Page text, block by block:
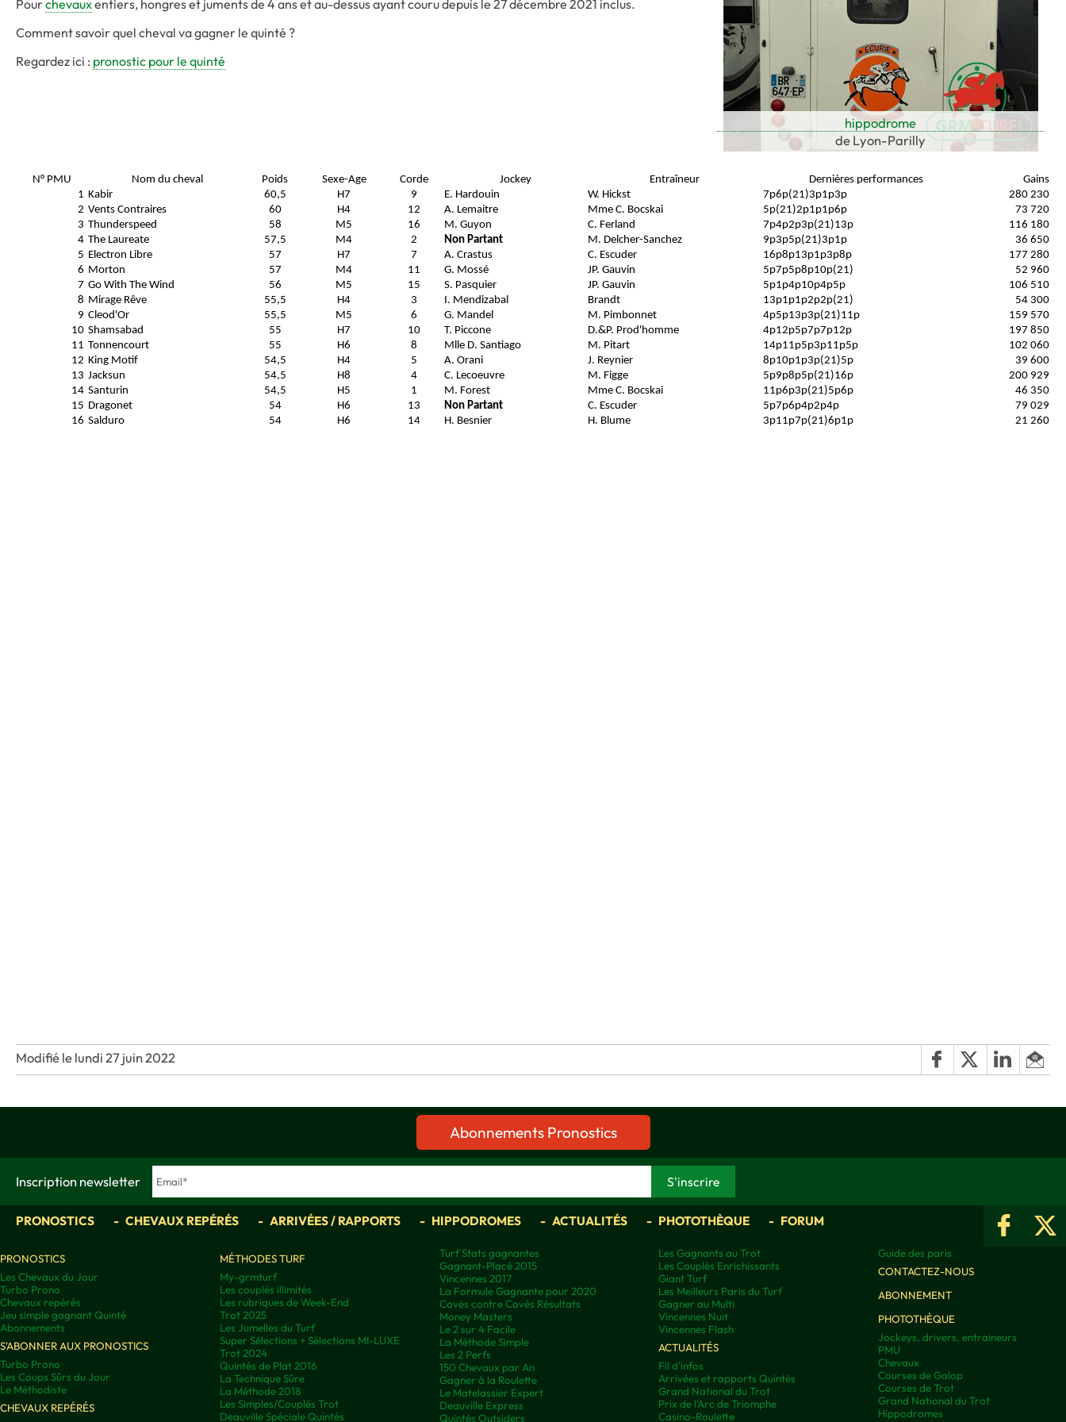
hippodrome
de Lyon-Parilly
Pourchevauxentiers, hongres et juments de 4 ans et au-dessus ayant couru depuis le 27 décembre 2021 inclus.
Comment savoir quel cheval va gagner le quinté ?
Regardez ici : pronostic pour le quinté
N° PMU Nom du cheval Poids Sexe-Age Corde Jockey Entraîneur Dernières performances
Gains
1 Kabir 60,5 H7 9 E. Hardouin W. Hickst 7p6p(21)3p1p3p
280 230
2 Vents Contraires 60 H4 12 A. Lemaitre Mme C. Bocskai 5p(21)2p1p1p6p
73 720
3 Thunderspeed 58 M5 16 M. Guyon C. Ferland 7p4p2p3p(21)13p
116 180
4 The Laureate 57,5 M4 2 Non Partant M. Delcher-Sanchez 9p3p5p(21)3p1p
36 650
5 Electron Libre 57 H7 7 A. Crastus C. Escuder 16p8p13p1p3p8p
177 280
6 Morton 57 M4 11 G. Mossé JP. Gauvin 5p7p5p8p10p(21)
52 960
7 Go With The Wind 56 M5 15 S. Pasquier JP. Gauvin 5p1p4p10p4p5p
106 510
8 Mirage Rêve 55,5 H4 3 I. Mendizabal Brandt 13p1p1p2p2p(21)
54 300
9 Cleod'Or 55,5 M5 6 G. Mandel M. Pimbonnet 4p5p13p3p(21)11p
159 570
10 Shamsabad 55 H7 10 T. Piccone D.&P. Prod'homme 4p12p5p7p7p12p
197 850
11 Tonnencourt 55 H6 8 Mlle D. Santiago M. Pitart 14p11p5p3p11p5p
102 060
12 King Motif 54,5 H4 5 A. Orani J. Reynier 8p10p1p3p(21)5p
39 600
13 Jacksun 54,5 H8 4 C. Lecoeuvre M. Figge 5p9p8p5p(21)16p
200 929
14 Santurin 54,5 H5 1 M. Forest Mme C. Bocskai 11p6p3p(21)5p6p
46 350
15 Dragonet 54 H6 13 Non Partant C. Escuder 5p7p6p4p2p4p
79 029
16 Salduro 54 H6 14 H. Besnier H. Blume 3p11p7p(21)6p1p 21 260
Modifié le lundi 27 juin 2022
Abonnements Pronostics
Inscription newsletter
PRONOSTICS CHEVAUX REPÉRÉS ARRIVÉES / RAPPORTS HIPPODROMES ACTUALITÉS PHOTOTHÈQUE FORUM
PRONOSTICS
Les Chevaux du Jour
Turbo Prono
Chevaux repérés
Jeu simple gagnant Quinté
Abonnements
S'ABONNER AUX PRONOSTICS
Turbo Prono
Les Coups Sûrs du Jour
Le Méthodiste
CHEVAUX REPÉRÉS
MÉTHODES TURF
My-grmturf
Les couplés illimités
Les rubriques de Week-End
Trot 2025
Les Jumelles du Turf
Super Sélections + Sélections MI-LUXE
Trot 2024
Quintés de Plat 2016
La Technique Sûre
La Méthode 2018
Les Simples/Couplés Trot
Deauville Spéciale Quintés
Turf Stats gagnantes
Gagnant-Placé 2015
Vincennes 2017
La Formule Gagnante pour 2020
Covès contre Covès Résultats
Money Masters
Le 2 sur 4 Facile
La Méthode Simple
Les 2 Perfs
150 Chevaux par An
Gagner à la Roulette
Le Matelassier Expert
Deauville Express
Quintés Outsiders
Les Gagnants au Trot
Les Couplés Enrichissants
Giant Turf
Les Meilleurs Paris du Turf
Gagner au Multi
Vincennes Nuit
Vincennes Flash
ACTUALITÉS
Fil d'infos
Arrivées et rapports Quintés
Grand National du Trot
Prix de l'Arc de Triomphe
Casino-Roulette
Guide des paris
CONTACTEZ-NOUS
ABONNEMENT
PHOTOTHÈQUE
Jockeys, drivers, entraineurs
PMU
Chevaux
Courses de Galop
Courses de Trot
Grand National du Trot
Hippodromes